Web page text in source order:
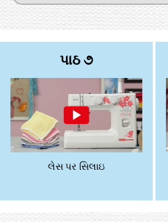
પાઠ ૭
લેસ પર સિલાઇ